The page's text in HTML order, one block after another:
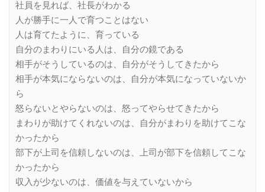
社員を見れば、社長がわかる
人が勝手に一人で育つことはない
人は育てたように、育っている
自分のまわりにいる人は、自分の鏡である
相手がそうしているのは、自分がそうしてきたから
相手が本気にならないのは、自分が本気になっていないか
ら
怒らないとやらないのは、怒ってやらせてきたから
まわりが助けてくれないのは、自分がまわりを助けてこな
かったから
部下が上司を信頼しないのは、上司が部下を信頼してこな
かったから
収入が少ないのは、価値を与えていないから